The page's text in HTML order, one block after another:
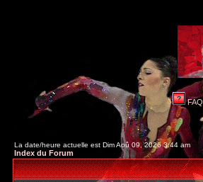
FAQ
La date/heure actuelle est Dim Aoû 09, 2026 3:44 am
Index du Forum